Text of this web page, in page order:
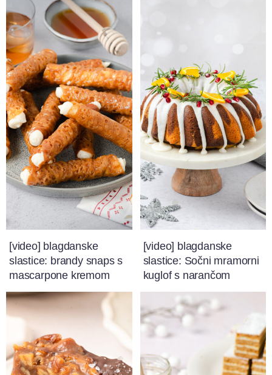
[video] blagdanske
slastice: brandy snaps s
mascarpone kremom
[video] blagdanske
slastice: Sočni mramorni
kuglof s narančom